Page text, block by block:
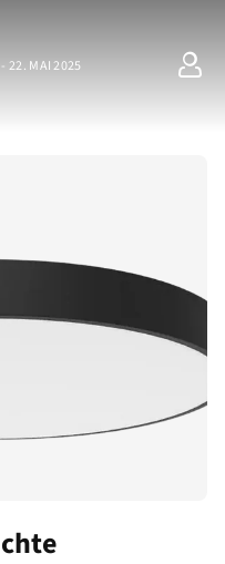
22. MAI 2025